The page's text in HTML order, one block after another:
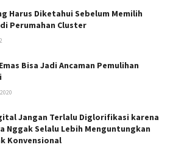
Harus Diketahui Sebelum Memilih
Perumahan Cluster
Bisa Jadi Ancaman Pemulihan
Jangan Terlalu Diglorifikasi karena
Nggak Selalu Lebih Menguntungkan
Konvensional